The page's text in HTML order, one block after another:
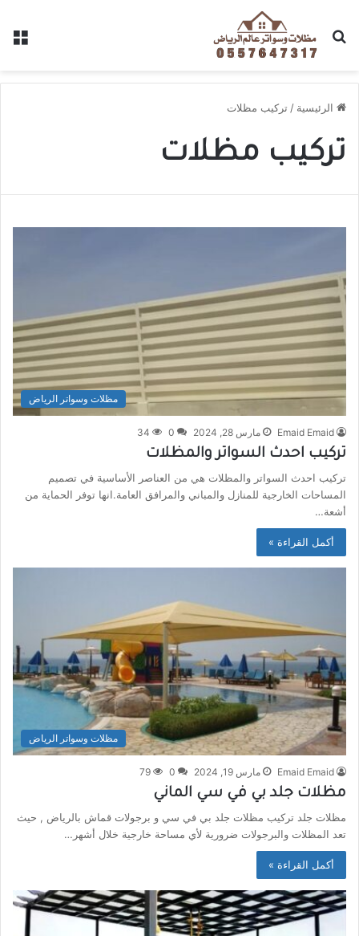
الرئيسية / تركيب مظلات
تركيب مظلات
مظلات وسواتر الرياض
Emaid Emaid مارس 28, 2024 0
34
تركيب احدث السواتر والمظلات
تركيب احدث السواتر والمظلات هي من العناصر الأساسية في تصميم
المساحات الخارجية للمنازل والمباني والمرافق العامة.انها توفر الحماية من
أشعة…
أكمل القراءة »
مظلات وسواتر الرياض
Emaid Emaid مارس 19, 2024 0
79
مظلات جلد بي في سي الماني
مظلات جلد تركيب مظلات جلد بي في سي و برجولات قماش بالرياض , حيث
تعد المظلات والبرجولات ضرورية لأي مساحة خارجية خلال أشهر…
أكمل القراءة »